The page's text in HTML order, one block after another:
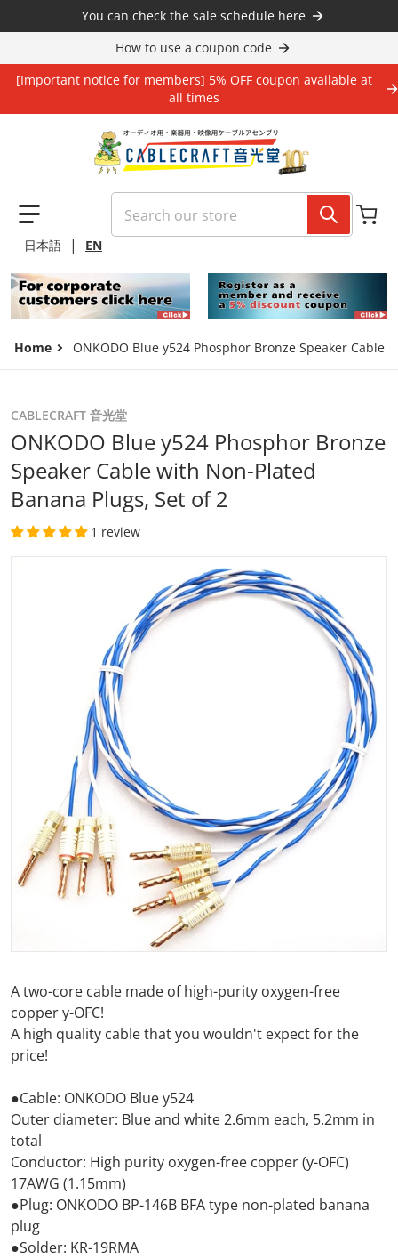
You can check the sale schedule here
How to use a coupon code
[Important notice for members] 5% OFF coupon available at
all times
日本語 | EN
Search our store
Home ONKODO Blue y524 Phosphor Bronze Speaker Cable
Open media 1 in gallery view
CABLECRAFT 音光堂
ONKODO Blue y524 Phosphor Bronze
Speaker Cable with Non-Plated
Banana Plugs, Set of 2
1 review
A two-core cable made of high-purity oxygen-free
copper y-OFC!
A high quality cable that you wouldn't expect for the
price!
●Cable: ONKODO Blue y524
Outer diameter: Blue and white 2.6mm each, 5.2mm in
total
Conductor: High purity oxygen-free copper (y-OFC)
17AWG (1.15mm)
●Plug: ONKODO BP-146B BFA type non-plated banana
plug
●Solder: KR-19RMA